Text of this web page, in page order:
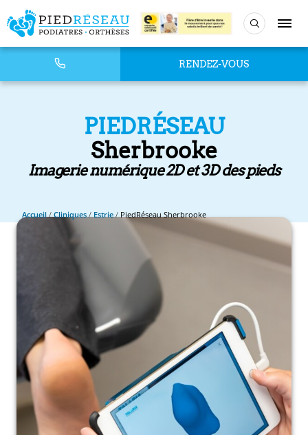
RENDEZ-VOUS
PIEDRÉSEAU
Sherbrooke
Imagerie numérique 2D et 3D des pieds
Accueil/Cliniques/Estrie/PiedRéseau Sherbrooke